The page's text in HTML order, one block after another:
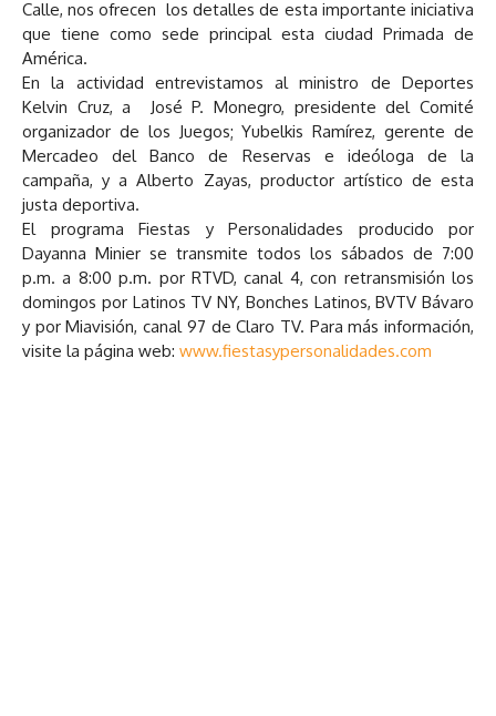
Calle, nos ofrecen los detalles de esta importante iniciativa
que tiene como sede principal esta ciudad Primada de
América.
En la actividad entrevistamos al ministro de Deportes
Kelvin Cruz, a José P. Monegro, presidente del Comité
organizador de los Juegos; Yubelkis Ramírez, gerente de
Mercadeo del Banco de Reservas e ideóloga de la
campaña, y a Alberto Zayas, productor artístico de esta
justa deportiva.
El programa Fiestas y Personalidades producido por
Dayanna Minier se transmite todos los sábados de 7:00
p.m. a 8:00 p.m. por RTVD, canal 4, con retransmisión los
domingos por Latinos TV NY, Bonches Latinos, BVTV Bávaro
y por Miavisión, canal 97 de Claro TV. Para más información,
visite la página web: www.fiestasypersonalidades.com